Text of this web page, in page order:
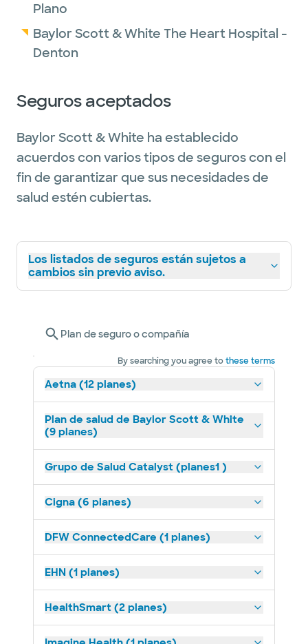
Plano
Baylor Scott & White The Heart Hospital -
Denton
Seguros aceptados
Baylor Scott & White ha establecido
acuerdos con varios tipos de seguros con el
fin de garantizar que sus necesidades de
salud estén cubiertas.
Los listados de seguros están sujetos a
cambios sin previo aviso.
Plan de seguro o compañía
By searching you agree tothese terms
Aetna (12 planes)
Plan de salud de Baylor Scott & White
(9 planes)
Grupo de Salud Catalyst (planes1 )
Cigna (6 planes)
DFW ConnectedCare (1 planes)
EHN (1 planes)
HealthSmart (2 planes)